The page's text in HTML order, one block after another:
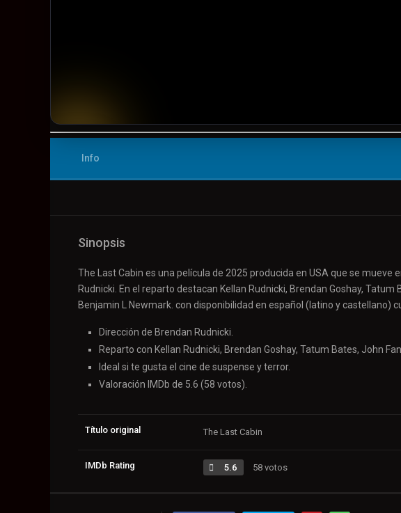
▶️ Play
Info
Sinopsis
The Last Cabin es una película de 2025 producida en USA que se mueve
Rudnicki. En el reparto destacan Kellan Rudnicki, Brendan Goshay,
Benjamin L Newmark. con disponibilidad en español (latino y castellano)
Dirección de Brendan Rudnicki.
Reparto con Kellan Rudnicki, Brendan Goshay, Tatum Bates, John
Ideal si te gusta el cine de suspense y terror.
Valoración IMDb de 5.6 (58 votos).
Título original The Last Cabin
IMDb Rating 5.6 58 votos